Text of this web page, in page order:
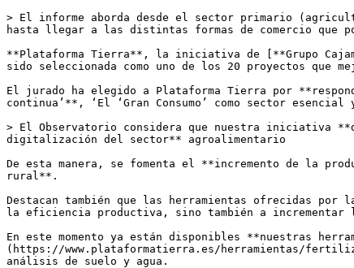
> El informe aborda desde el sector primario
hasta llegar a las distintas formas de comercio que
**Plataforma Tierra**, la iniciativa de [**Grupo
sido seleccionada como uno de los 20 proyectos
El jurado ha elegido a Plataforma Tierra por
continua’**, ‘El ‘Gran Consumo’ como sector
> El Observatorio considera que nuestra iniciativa
digitalización del sector** agroalimentario
De esta manera, se fomenta el **incremento de la
rural**.
Destacan también que las herramientas ofrecidas por
la eficiencia productiva, sino también a
En este momento ya están disponibles **nuestras
(https://www.plataformatierra.es/herramientas/
análisis de suelo y agua.